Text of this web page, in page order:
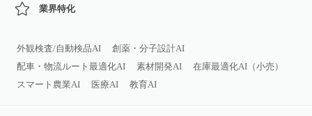
業界特化
外観検査/自動検品AI
創薬・分子設計AI
配車・物流ルート最適化AI
素材開発AI
在庫最適化AI（小売）
スマート農業AI
医療AI 教育AI